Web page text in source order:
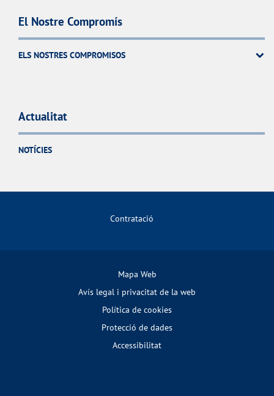
El Nostre Compromís
ELS NOSTRES COMPROMISOS
Actualitat
NOTÍCIES
Contratació
Mapa Web
Avís legal i privacitat de la web
Política de cookies
Protecció de dades
Accessibilitat